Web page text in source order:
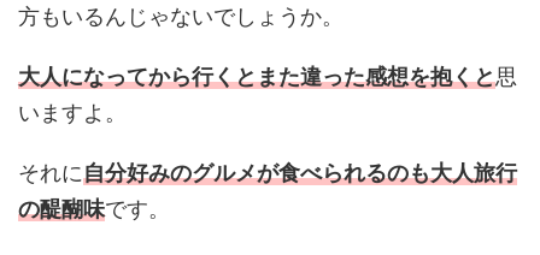
方もいるんじゃないでしょうか。
大人になってから行くとまた違った感想を抱くと思
いますよ。
それに自分好みのグルメが食べられるのも大人旅行
の醍醐味です。